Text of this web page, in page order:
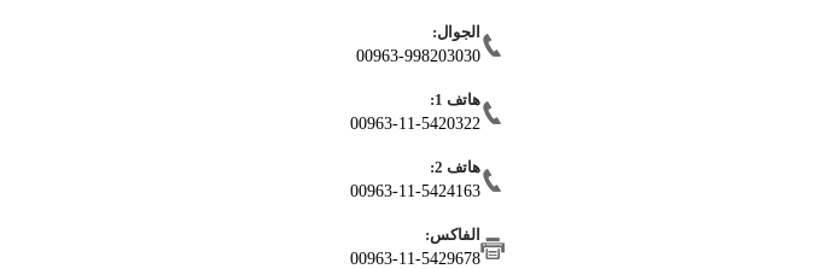
الجوال:
00963-998203030
هاتف 1:
00963-11-5420322
هاتف 2:
00963-11-5424163
الفاكس:
00963-11-5429678